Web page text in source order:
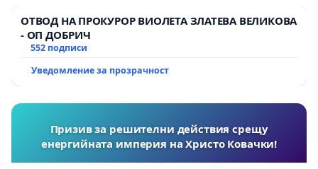
ОТВОД НА ПРОКУРОР ВИОЛЕТА ЗЛАТЕВА ВЕЛИКОВА
- ОП ДОБРИЧ
552 подписи
Уведомление за прозрачност
Призив за решителни действия срещу
енергийната империя на Христо Ковачки!